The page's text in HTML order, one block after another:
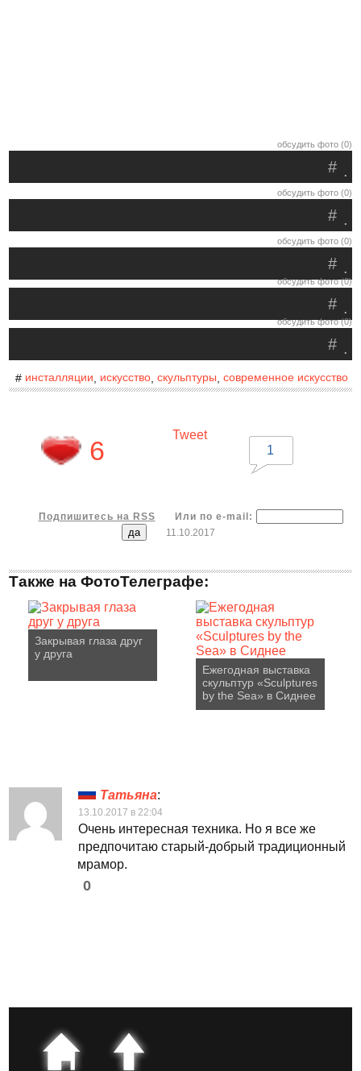
обсудить фото (0)
.
#
обсудить фото (0)
.
#
обсудить фото (0)
.
#
обсудить фото (0)
.
#
обсудить фото (0)
.
#
# инсталляции искусство, скульптуры современное искусство
6
Tweet
1
Подпишитесь на RSS
Или по e-mail:
11.10.2017
Также на ФотоТелеграфе:
Закрывая глаза друг
у друга
Ежегодная выставка
скульптур «Sculptures
by the Sea» в Сиднее
Татьяна:
13.10.2017 в 22:04
Очень интересная техника. Но я все же
предпочитаю старый-добрый традиционный
мрамор.
0